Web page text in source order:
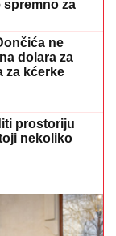
spremno za
ne
dolara za
za kćerke
prostoriju
nekoliko